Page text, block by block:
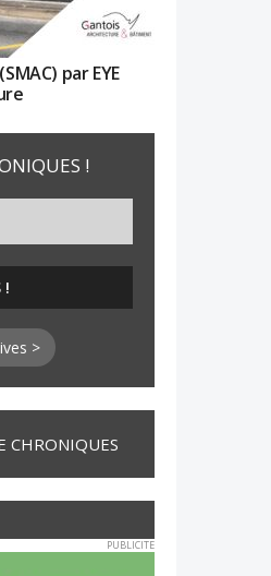
par EYE
!
>
CHRONIQUES
PUBLICITE